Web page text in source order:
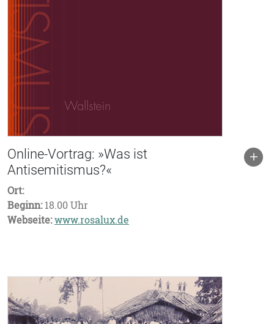
Online-Vortrag: »Was ist
Antisemitismus?«
Ort:
Beginn:18.00 Uhr
Webseite:www.rosalux.de